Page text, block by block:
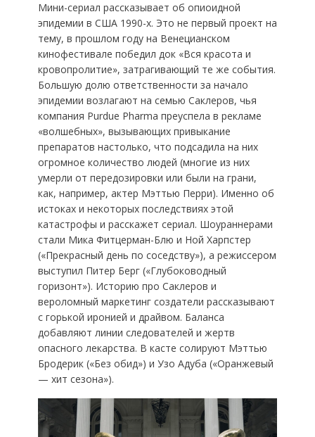
Мини-сериал рассказывает об опиоидной
эпидемии в США 1990-х. Это не первый проект на
тему, в прошлом году на Венецианском
кинофестивале победил док «Вся красота и
кровопролитие», затрагивающий те же события.
Большую долю ответственности за начало
эпидемии возлагают на семью Саклеров, чья
компания Purdue Pharma преуспела в рекламе
«волшебных», вызывающих привыкание
препаратов настолько, что подсадила на них
огромное количество людей (многие из них
умерли от передозировки или были на грани,
как, например, актер Мэттью Перри). Именно об
истоках и некоторых последствиях этой
катастрофы и расскажет сериал. Шоураннерами
стали Мика Фитцерман-Блю и Ной Харпстер
(«Прекрасный день по соседству»), а режиссером
выступил Питер Берг («Глубоководный
горизонт»). Историю про Саклеров и
вероломный маркетинг создатели рассказывают
с горькой иронией и драйвом. Баланса
добавляют линии следователей и жертв
опасного лекарства. В касте солируют Мэттью
Бродерик («Без обид») и Узо Адуба («Оранжевый
— хит сезона»).